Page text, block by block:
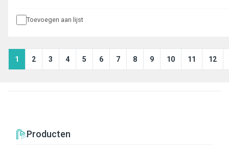
Toevoegen aan lijst
1 2 3 4 5 6 7 8 9 10 11 12
Producten